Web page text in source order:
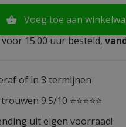
Voeg toe aan
15.00 uur besteld,
of in 3 termijnen
9.5/10 ⭐⭐⭐⭐⭐
uit eigen voorraad!